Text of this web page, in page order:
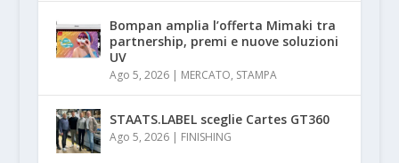
Bompan amplia l’offerta Mimaki tra
partnership, premi e nuove soluzioni
UV
Ago 5, 2026| MERCATO, STAMPA
STAATS.LABEL sceglie Cartes GT360
Ago 5, 2026| FINISHING